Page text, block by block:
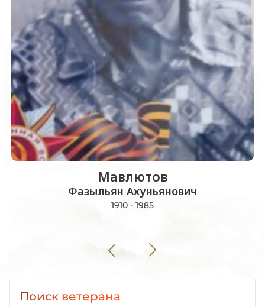
Мавлютов
Фазыльян Ахуньянович
1910 - 1985
Поиск ветерана